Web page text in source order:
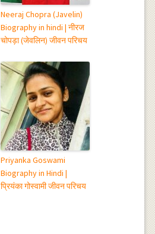
Neeraj Chopra (Javelin)
Biography in hindi | नीरज
चोपड़ा (जेवलिन) जीवन परिचय
Priyanka Goswami
Biography in Hindi |
प्रियंका गोस्वामी जीवन परिचय